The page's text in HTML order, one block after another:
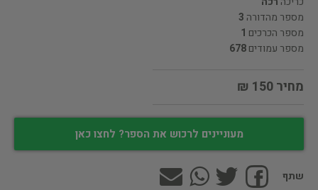
מספר מהדורה 3
מספר הכרכים 1
מספר עמודים678
מחיר 150 ₪
מעוניינים לרכוש את הספר? לחצו כאן
שתף